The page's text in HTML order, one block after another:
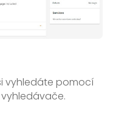
vyhledáte pomocí